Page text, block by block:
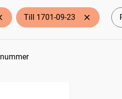
Till 1701-09-23